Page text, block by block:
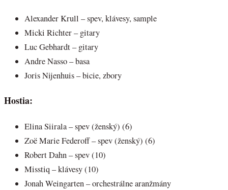
Alexander Krull – spev, klávesy, sample
Micki Richter – gitary
Luc Gebhardt – gitary
Andre Nasso – basa
Joris Nijenhuis – bicie, zbory
Hostia:
Elina Siirala – spev (ženský) (6)
Zoë Marie Federoff – spev (ženský) (6)
Robert Dahn – spev (10)
Misstiq – klávesy (10)
Jonah Weingarten – orchestrálne aranžmány